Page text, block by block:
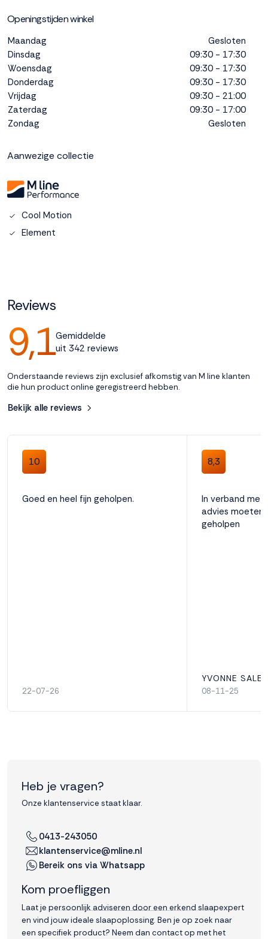
binnen en buiten
onze website te
volgen. Dat doen we
legitiem en belangrijk,
anoniem. Meer
weten? Lees
dit overzicht
alle
cookieinstellingen en
accepteren geef je
onze marketing
cookies. Kies je voor
Weigeren? Dan
functionele en
Openingstijden winkel
Maandag
Gesloten
Dinsdag
09:30 - 17:30
Woensdag
09:30 - 17:30
Donderdag
09:30 - 17:30
Vrijdag
09:30 - 21:00
Zaterdag
09:30 - 17:00
Zondag
Gesloten
Aanwezige collectie
Cool Motion
Element
Reviews
9,1Gemiddelde
uit 342 reviews
Onderstaande reviews zijn exclusief afkomstig van M line klanten
die hun product online geregistreerd hebben.
Bekijk alle reviews
10
Goed en heel fijn geholpen.
22-07-26
8,3
In verband met
advies moeten
geholpen
YVONNE
08-11-25
Heb je vragen?
Onze klantenservice staat klaar.
0413-243050
klantenservice@mline.nl
Bereik ons via Whatsapp
Kom proefliggen
Laat je persoonlijk adviseren door een erkend slaapexpert
en vind jouw ideale slaapoplossing. Ben je op zoek naar
een specifiek product? Neem dan contact op met het